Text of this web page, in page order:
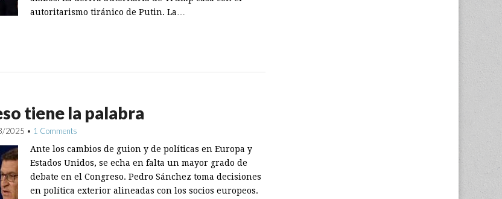
autoritarismo tiránico de Putin. La…
tiene la palabra
2025 • 1 Comments
Ante los cambios de guion y de políticas en Europa y
Estados Unidos, se echa en falta un mayor grado de
debate en el Congreso. Pedro Sánchez toma decisiones
en política exterior alineadas con los socios europeos.